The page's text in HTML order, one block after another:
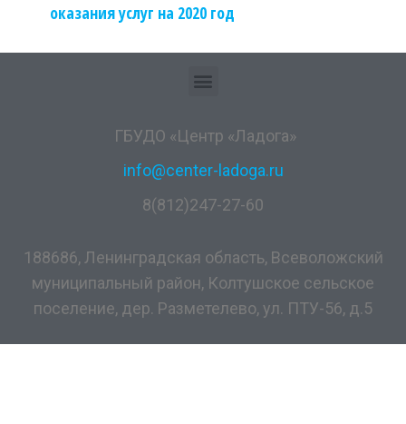
оказания услуг на 2020 год
ГБУДО «Центр «Ладога»
info@center-ladoga.ru
8(812)247-27-60
188686, Ленинградская область, Всеволожский
муниципальный район, Колтушское сельское
поселение, дер. Разметелево, ул. ПТУ-56, д.5